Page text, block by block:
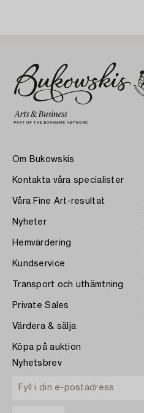
Om Bukowskis
Kontakta våra specialister
Våra Fine Art-resultat
Nyheter
Hemvärdering
Kundservice
Transport och uthämtning
Private Sales
Värdera & sälja
Köpa på auktion
Nyhetsbrev